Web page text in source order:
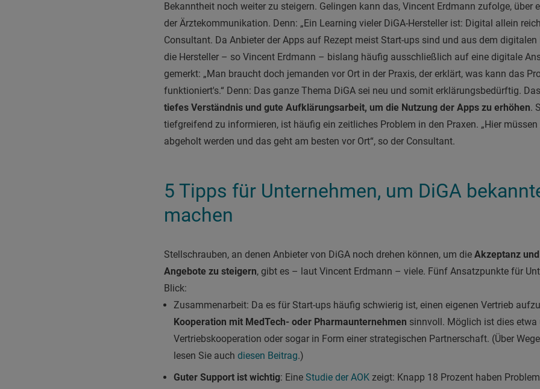
Bekanntheit noch weiter zu steigern. Gelingen kann das, Vincent Erdmann zufolge, über
der Ärztekommunikation. Denn: „Ein Learning vieler DiGA-Hersteller ist: Digital allein
Consultant. Da Anbieter der Apps auf Rezept meist Start-ups sind und aus dem digitalen
die Hersteller – so Vincent Erdmann – bislang häufig ausschließlich auf eine digitale
gemerkt: „Man braucht doch jemanden vor Ort in der Praxis, der erklärt, was kann das
funktioniert's.“ Denn: Das ganze Thema DiGA sei neu und somit erklärungsbedürftig.
tiefes Verständnis und gute Aufklärungsarbeit, um die Nutzung der Apps zu erhöhen.
tiefgreifend zu informieren, ist häufig ein zeitliches Problem in den Praxen. „Hier
abgeholt werden und das geht am besten vor Ort“, so der Consultant.
5 Tipps für Unternehmen, um DiGA
machen
Stellschrauben, an denen Anbieter von DiGA noch drehen können, um die Akzeptanz
Angebote zu steigern, gibt es – laut Vincent Erdmann – viele. Fünf Ansatzpunkte für
Blick:
Zusammenarbeit: Da es für Start-ups häufig schwierig ist, einen eigenen Vertrieb
Kooperation mit MedTech- oder Pharmaunternehmen sinnvoll. Möglich ist dies etwa
Vertriebskooperation oder sogar in Form einer strategischen Partnerschaft. (Über
lesen Sie auch diesen Beitrag.)
Guter Support ist wichtig: Eine Studie der AOK zeigt: Knapp 18 Prozent haben